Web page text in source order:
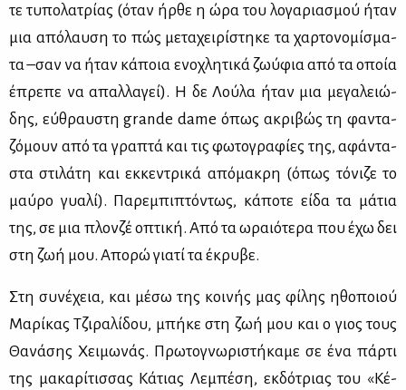
τε τυ­πο­λα­τρί­ας (όταν ήρ­θε η ώρα του λο­γα­ρια­σμού ήταν
μια από­λαυ­ση το πώς με­τα­χει­ρί­στη­κε τα χαρ­το­νο­μί­σμα­
τα –σαν να ήταν κά­ποια ενο­χλη­τι­κά ζω­ύ­φια από τα οποία
έπρε­πε να απαλ­λα­γεί). Η δε Λού­λα ήταν μια με­γα­λειώ­
δης, εύ­θραυ­στη grande dame όπως ακρι­βώς τη φα­ντα­
ζό­μουν από τα γρα­πτά και τις φω­το­γρα­φί­ες της, αφά­ντα­
στα στι­λά­τη και εκ­κε­ντρι­κά από­μα­κρη (όπως τό­νι­ζε το
μαύ­ρο γυα­λί). Πα­ρε­μπι­πτό­ντως, κά­πο­τε εί­δα τα μά­τια
της, σε μια πλον­ζέ οπτι­κή. Από τα ωραιό­τε­ρα που έχω δει
στη ζωή μου. Απο­ρώ για­τί τα έκρυ­βε.
Στη συ­νέ­χεια, και μέ­σω της κοι­νής μας φί­λης ηθο­ποιού
Μα­ρί­κας Τζι­ρα­λί­δου, μπή­κε στη ζωή μου και ο γιος τους
Θα­νά­σης Χει­μω­νάς. Πρω­το­γνω­ρι­στή­κα­με σε ένα πάρ­τι
της μα­κα­ρί­τισ­σας Κά­τιας Λε­μπέ­ση, εκ­δό­τριας του «Κέ­